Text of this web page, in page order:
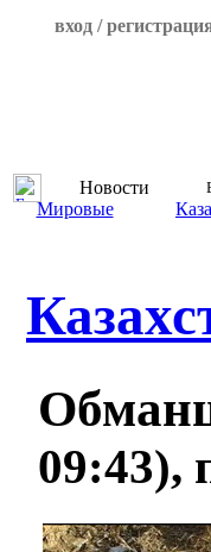
вход /
Новости
Мировые
09:43),